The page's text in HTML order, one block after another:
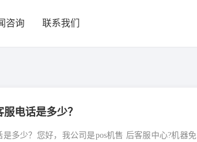
咨询 联系我们
电话是多少？
多少？您好，我公司是pos机售 后客服中心?机器免